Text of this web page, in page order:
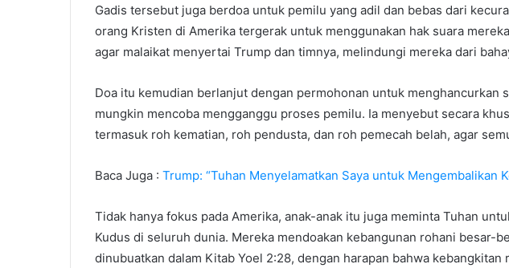
Gadis tersebut juga berdoa untuk pemilu yang adil dan bebas dari
orang Kristen di Amerika tergerak untuk menggunakan hak suara
agar malaikat menyertai Trump dan timnya, melindungi mereka dari
Doa itu kemudian berlanjut dengan permohonan untuk menghancurkan
mungkin mencoba mengganggu proses pemilu. Ia menyebut secara
termasuk roh kematian, roh pendusta, dan roh pemecah belah, agar
Baca Juga : Trump: “Tuhan Menyelamatkan Saya untuk Mengembalikan
Tidak hanya fokus pada Amerika, anak-anak itu juga meminta Tuhan
Kudus di seluruh dunia. Mereka mendoakan kebangunan rohani besar-
dinubuatkan dalam Kitab Yoel 2:28, dengan harapan bahwa kebangkitan